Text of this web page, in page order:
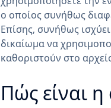
ο οποίος συνήθως
Επίσης, συνήθως
δικαίωμα να
καθοριστούν στο
Πώς είναι η